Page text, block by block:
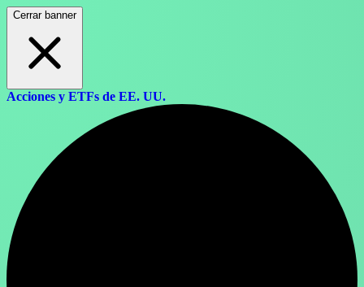
Cerrar banner
Acciones y ETFs de EE. UU.